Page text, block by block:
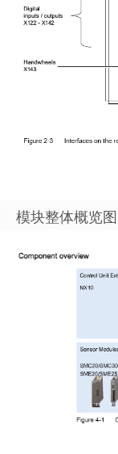
模块整体概览图